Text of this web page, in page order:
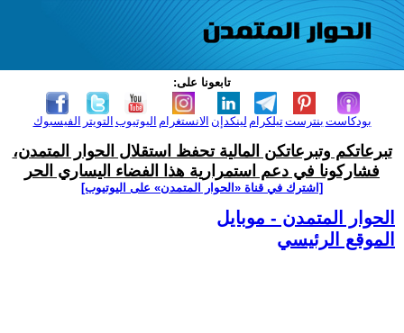
تابعونا على:
الفيسبوك التويتر اليوتيوب الانستغرام لينكدإن تيلكرامبنترست بودكاست
تبرعاتكم وتبرعاتكن المالية تحفظ استقلال الحوار المتمدن،
فشاركونا في دعم استمرارية هذا الفضاء اليساري الحر
[اشترك في قناة ‫«الحوار المتمدن» على اليوتيوب]
الحوار المتمدن - موبايل
الموقع الرئيسي